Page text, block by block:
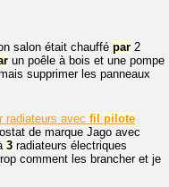
salon était chauffé par 2
un poêle à bois et une pompe
supprimer les panneaux
radiateurs avec fil pilote
de marque Jago avec
3 radiateurs électriques
comment les brancher et je